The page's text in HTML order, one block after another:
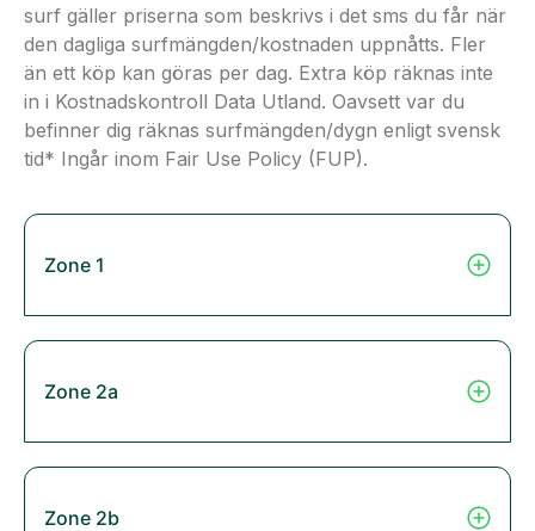
surf gäller priserna som beskrivs i det sms du får när
den dagliga surfmängden/kostnaden uppnåtts. Fler
än ett köp kan göras per dag. Extra köp räknas inte
in i Kostnadskontroll Data Utland. Oavsett var du
befinner dig räknas surfmängden/dygn enligt svensk
tid* Ingår inom Fair Use Policy (FUP).
Zone 1
Zone 2a
Zone 2b